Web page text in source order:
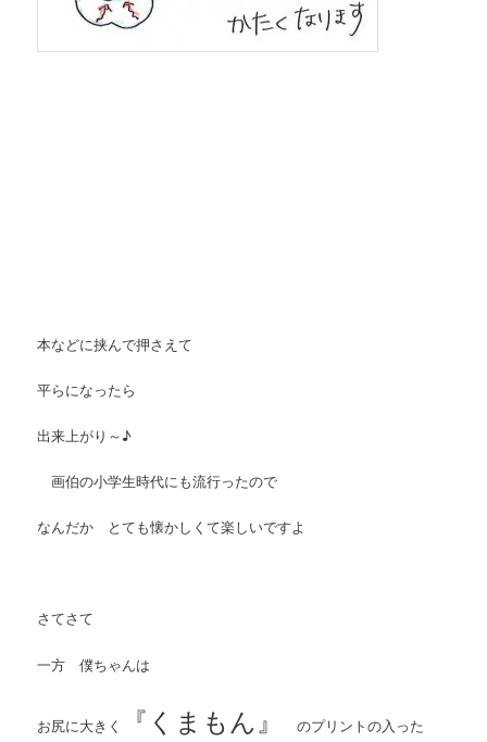
本などに挟んで押さえて
平らになったら
出来上がり～♪
画伯の小学生時代にも流行ったので
なんだか とても懐かしくて楽しいですよ
さてさて
一方 僕ちゃんは
お尻に大きく 『くまもん』 のプリントの入った